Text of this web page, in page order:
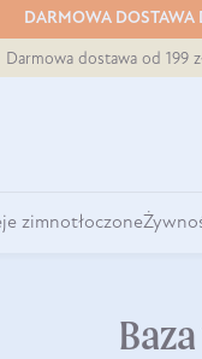
DARMOWA DOSTAWA
Darmowa dostawa od 199
zimnotłoczone